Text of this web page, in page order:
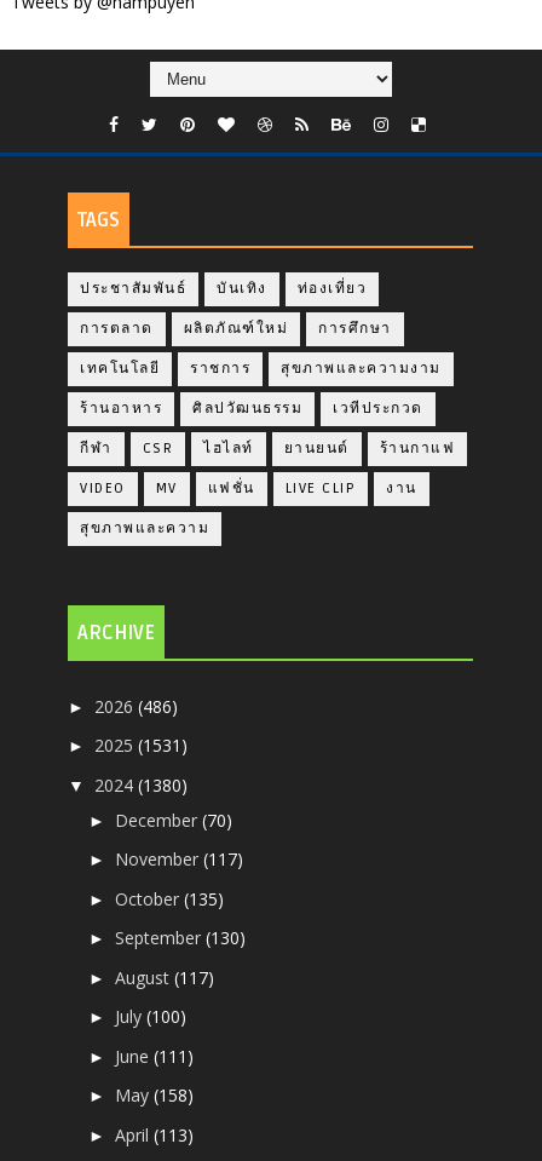
TAGS
ประชาสัมพันธ์ บันเทิง ท่องเที่ยว
การตลาด ผลิตภัณฑ์ใหม่ การศึกษา
เทคโนโลยี ราชการ สุขภาพและความงาม
ร้านอาหาร ศิลปวัฒนธรรม เวทีประกวด
กีฬา CSR ไฮไลท์ ยานยนต์ ร้านกาแฟ
VIDEO MV แฟชั่น LIVE CLIP งาน
สุขภาพและความ
ARCHIVE
► 2026(486)
► 2025(1531)
▼ 2024(1380)
► December(70)
► November(117)
►October(135)
►September(130)
►August(117)
► July(100)
► June(111)
► May(158)
►April(113)